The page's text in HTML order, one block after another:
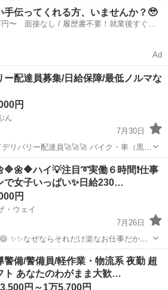
の個配送ではありません。 ⭐️1日の配
グランベリーパーク駅 配送
手伝ってくれる方、いませんか？🥹
円〜 面接なし / 履歴書不要！就業後すぐに
Ad
ー配達員募集/日給保障/最低ノルマな
円
ん
7月30日
たいものがないので老若
男女活躍中 ✅EC宅配が嫌いな方必見 ✅ 【どなたでも大歓...
1件
ハイ💡注目➰実働６時間❗️仕事
で女子いっぱい✨日給230…
円
・ウェイ
7月26日
ら
ですよ😄 午前中に３時間配送・・・ ゆっくりお...
配送 ギグワーク
警備/警備員/軽作業・物流系 夜勤 超
ト あなたのわがまま大歓…
円～1万5,700円